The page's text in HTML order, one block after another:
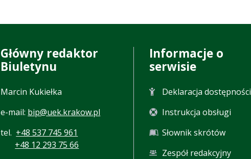
Główny redaktor
Biuletynu
Marcin Kukiełka
e-mail: bip@uek.krakow.pl
tel. +48 537 745 961
+48 12 293 75 66
Informacje o
serwisie
Deklaracja dostępności
Instrukcja obsługi
Słownik skrótów
Zespół redakcyjny